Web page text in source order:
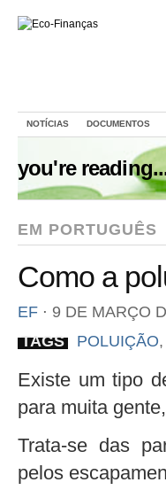
NOTÍCIAS DOCUMENTOS
you're
EM PORTUGUÊS
Como a
EF ⋅ 9 DE MARÇO
TAGS
POLUIÇÃO,
Existe um tipo
para muita
Trata-se das
pelos